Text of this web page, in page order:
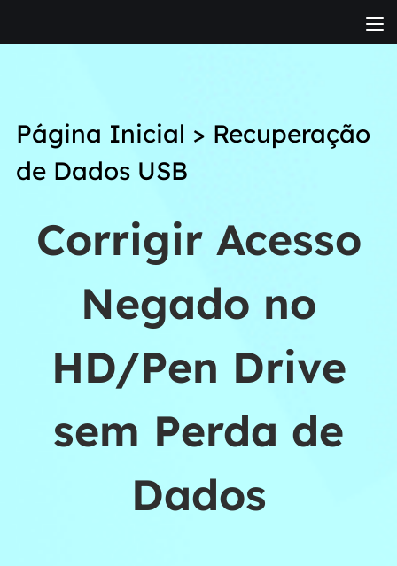
Página Inicial > Recuperação
de Dados USB
Corrigir Acesso
Negado no
HD/Pen Drive
sem Perda de
Dados